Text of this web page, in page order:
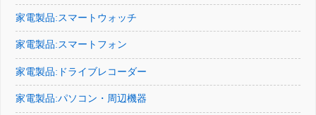
家電製品:スマートウォッチ
家電製品:スマートフォン
家電製品:ドライブレコーダー
家電製品:パソコン・周辺機器